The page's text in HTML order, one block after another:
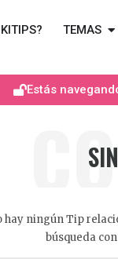
TEMAS
Estás
hay ningún Tip
búsqueda